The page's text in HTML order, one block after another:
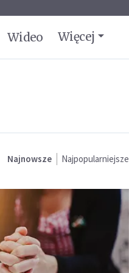
Wideo Więcej
Najnowsze Najpopularniejsze